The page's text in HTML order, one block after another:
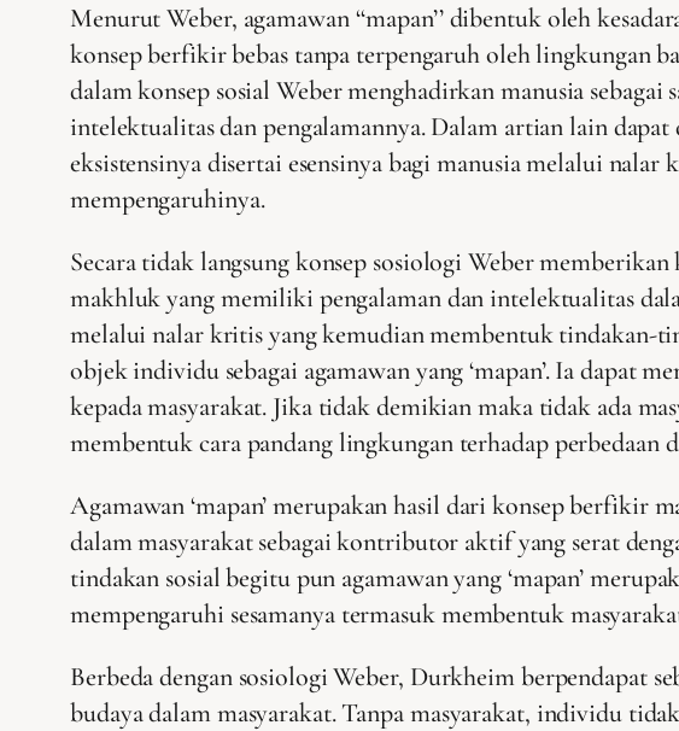
Menurut Weber, agamawan ‘‘mapan’’ dibentuk oleh
konsep berfikir bebas tanpa terpengaruh oleh lingkungan
dalam konsep sosial Weber menghadirkan manusia
intelektualitas dan pengalamannya. Dalam artian lain dapat
eksistensinya disertai esensinya bagi manusia melalui
mempengaruhinya.
Secara tidak langsung konsep sosiologi Weber
makhluk yang memiliki pengalaman dan intelektualitas
melalui nalar kritis yang kemudian membentuk tindakan-
objek individu sebagai agamawan yang ‘mapan’. Ia dapat
kepada masyarakat. Jika tidak demikian maka tidak ada
membentuk cara pandang lingkungan terhadap perbedaan
Agamawan ‘mapan’ merupakan hasil dari konsep berfikir
dalam masyarakat sebagai kontributor aktif yang serat
tindakan sosial begitu pun agamawan yang ‘mapan’
mempengaruhi sesamanya termasuk membentuk
Berbeda dengan sosiologi Weber, Durkheim berpendapat
budaya dalam masyarakat. Tanpa masyarakat, individu